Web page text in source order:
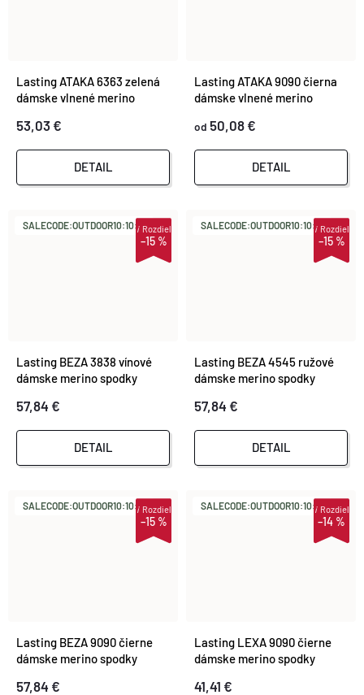
Lasting ATAKA 6363 zelená
dámske vlnené merino
53,03 €
DETAIL
Lasting ATAKA 9090 čierna
dámske vlnené merino
od 50,08 €
DETAIL
SALECODE:OUTDOOR10:10:%
–15 %
iRozdiel
Lasting BEZA 3838 vínové
dámske merino spodky
57,84 €
DETAIL
SALECODE:OUTDOOR10:10:%
–15 %
iRozdiel
Lasting BEZA 4545 ružové
dámske merino spodky
57,84 €
DETAIL
SALECODE:OUTDOOR10:10:%
–15 %
iRozdiel
Lasting BEZA 9090 čierne
dámske merino spodky
57,84 €
SALECODE:OUTDOOR10:10:%
–14 %
iRozdiel
Lasting LEXA 9090 čierne
dámske merino spodky
41,41 €